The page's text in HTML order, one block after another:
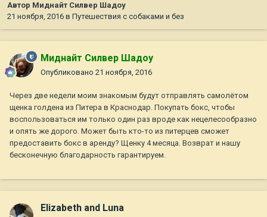
Автор Миднайт Силвер Шадоу
21 ноября, 2016 в Путешествия с собаками и без
Миднайт Силвер Шадоу
Опубликовано 21 ноября, 2016
Через две недели моим знакомым будут отправлять самолётом
щенка голдена из Питера в Краснодар. Покупать бокс, чтобы
воспользоваться им только один раз вроде как нецелесообразно
и опять же дорого. Может быть кто-то из питерцев сможет
предоставить бокс в аренду? Щенку 4 месяца. Возврат и нашу
бесконечную благодарность гарантируем.
Elizabeth and Luna